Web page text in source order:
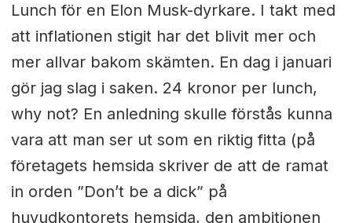
Lunch för en Elon Musk-dyrkare. I takt med
att inflationen stigit har det blivit mer och
mer allvar bakom skämten. En dag i januari
gör jag slag i saken. 24 kronor per lunch,
why not? En anledning skulle förstås kunna
vara att man ser ut som en riktig fitta (på
företagets hemsida skriver de att de ramat
in orden ”Don’t be a dick” på
huvudkontorets hemsida, den ambitionen